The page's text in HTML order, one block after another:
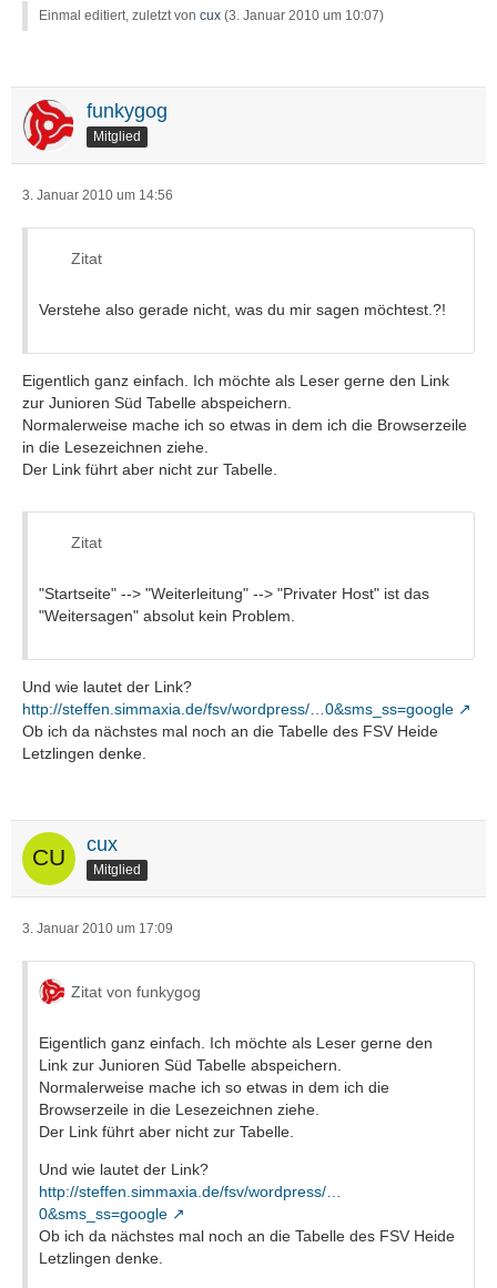
Einmal editiert, zuletzt von cux (3. Januar 2010 um 10:07)
funkygog
Mitglied
3. Januar 2010 um 14:56
Zitat
Verstehe also gerade nicht, was du mir sagen möchtest.?!
Eigentlich ganz einfach. Ich möchte als Leser gerne den Link
zur Junioren Süd Tabelle abspeichern.
Normalerweise mache ich so etwas in dem ich die Browserzeile
in die Lesezeichnen ziehe.
Der Link führt aber nicht zur Tabelle.
Zitat
"Startseite" --> "Weiterleitung" --> "Privater Host" ist das
"Weitersagen" absolut kein Problem.
Und wie lautet der Link?
http://steffen.simmaxia.de/fsv/wordpress/…0&sms_ss=google
Ob ich da nächstes mal noch an die Tabelle des FSV Heide
Letzlingen denke.
cux
Mitglied
3. Januar 2010 um 17:09
Zitat von funkygog
Eigentlich ganz einfach. Ich möchte als Leser gerne den
Link zur Junioren Süd Tabelle abspeichern.
Normalerweise mache ich so etwas in dem ich die
Browserzeile in die Lesezeichnen ziehe.
Der Link führt aber nicht zur Tabelle.
Und wie lautet der Link?
http://steffen.simmaxia.de/fsv/wordpress/…
0&sms_ss=google
Ob ich da nächstes mal noch an die Tabelle des FSV Heide
Letzlingen denke.